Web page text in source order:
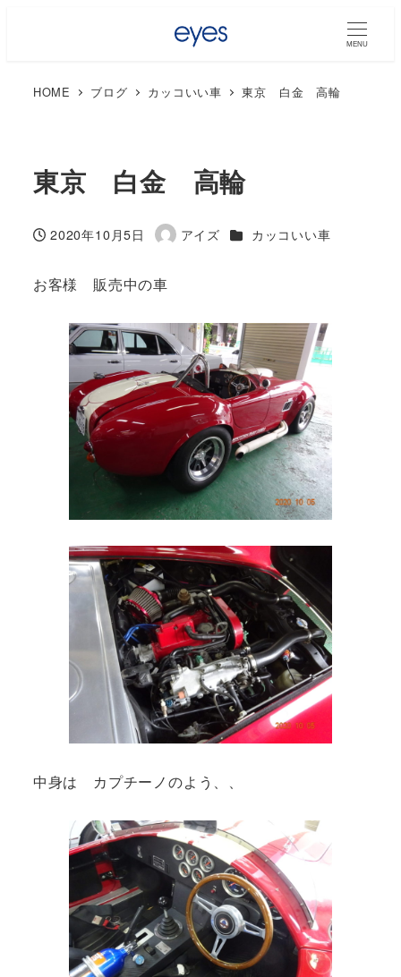
MENU
HOME ブログ カッコいい車 東京 白金 高輪
東京 白金 高輪
投稿日
2020年10月5日
著
アイズ カテゴリー
カッコいい車
お客様 販売中の車
中身は カプチーノのよう、、